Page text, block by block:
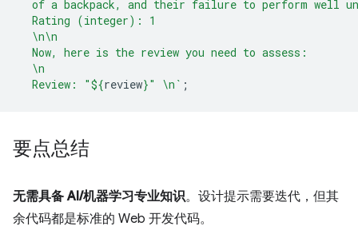
of a backpack, and their failure to perform well
  Rating (integer): 1
  \n\n
  Now, here is the review you need to assess:
  \n
  Review: "
${review}" \n` ;
要点总结
无需具备 AI/机器学习专业知识。设计提示需要迭代，但其
余代码都是标准的 Web 开发代码。